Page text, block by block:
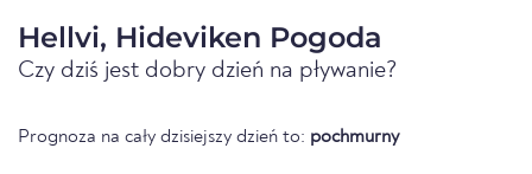
Hellvi, Hideviken Pogoda
Czy dziś jest dobry dzień na pływanie?
Prognoza na cały dzisiejszy dzień to: pochmurny